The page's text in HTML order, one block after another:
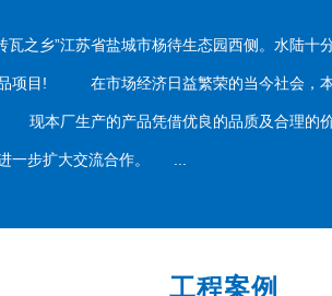
乡”江苏省盐城市杨待生态园西侧。水陆十
项目! 在市场经济日益繁荣的当今社会，
本厂生产的产品凭借优良的品质及合理的
一步扩大交流合作。 ...
工程案例